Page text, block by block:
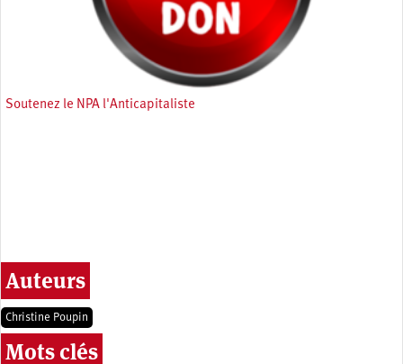
Soutenez le NPA l'Anticapitaliste
Auteurs
Christine Poupin
Mots clés